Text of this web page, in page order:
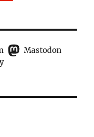
Mastodon